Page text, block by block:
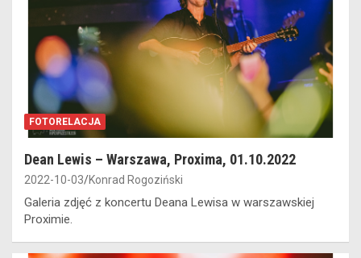
FOTORELACJA
Dean Lewis – Warszawa, Proxima, 01.10.2022
2022-10-03 Konrad Rogoziński
Galeria zdjęć z koncertu Deana Lewisa w warszawskiej
Proximie.